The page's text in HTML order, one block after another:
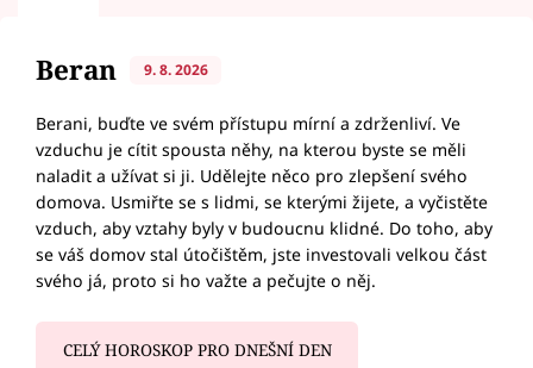
Beran 9. 8. 2026
Berani, buďte ve svém přístupu mírní a zdrženliví. Ve
vzduchu je cítit spousta něhy, na kterou byste se měli
naladit a užívat si ji. Udělejte něco pro zlepšení svého
domova. Usmiřte se s lidmi, se kterými žijete, a vyčistěte
vzduch, aby vztahy byly v budoucnu klidné. Do toho, aby
se váš domov stal útočištěm, jste investovali velkou část
svého já, proto si ho važte a pečujte o něj.
CELÝ HOROSKOP PRO DNEŠNÍ DEN